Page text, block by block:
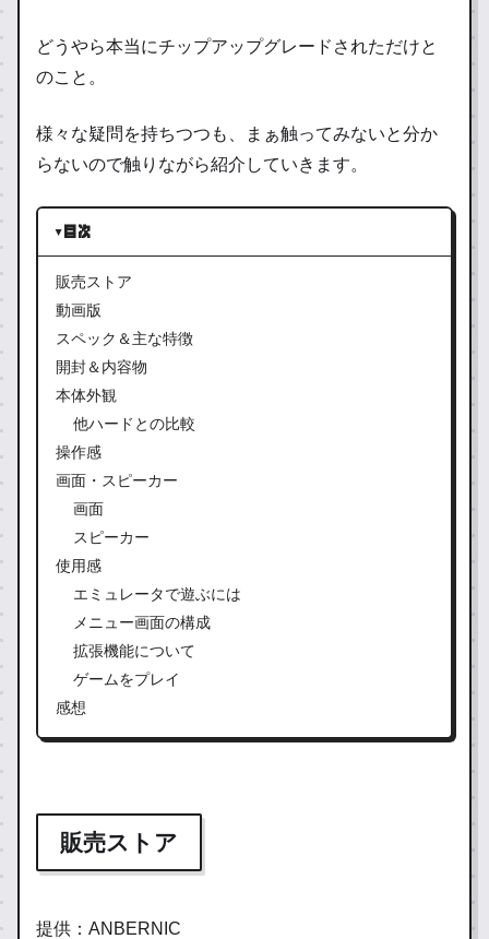
どうやら本当にチップアップグレードされただけと
のこと。
様々な疑問を持ちつつも、まぁ触ってみないと分か
らないので触りながら紹介していきます。
目次
販売ストア
動画版
スペック＆主な特徴
開封＆内容物
本体外観
他ハードとの比較
操作感
画面・スピーカー
画面
スピーカー
使用感
エミュレータで遊ぶには
メニュー画面の構成
拡張機能について
ゲームをプレイ
感想
販売ストア
提供：ANBERNIC